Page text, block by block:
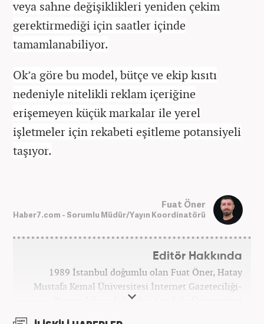
veya sahne değişiklikleri yeniden çekim
gerektirmediği için saatler içinde
tamamlanabiliyor.
Ok’a göre bu model, bütçe ve ekip kısıtı
nedeniyle nitelikli reklam içeriğine
erişemeyen küçük markalar ile yerel
işletmeler için rekabeti eşitleme potansiyeli
taşıyor.
Fuat Öner
Haber7.com - Sorumlu Müdür/Yayın Koordinatörü
Editör Hakkında
1989 İstanbul doğumlu olan Fuat Öner, Hatay
Mustafa Kemal Üniversitesi İnternet Gazeteciliği-
Yayıncılığı ve Eskişehir Anadolu Üniversitesi